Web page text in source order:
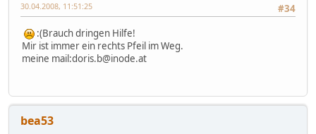
#34
30.04.2008, 11:51:25
:(Brauch dringen Hilfe!
Mir ist immer ein rechts Pfeil im Weg.
meine mail:doris.b@inode.at
bea53